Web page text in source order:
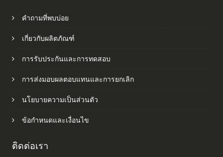
คำถามที่พบบ่อย
เกี่ยวกับผลิตภัณฑ์
การรับประกันและการทดสอบ
การส่งมอบผลตอบแทนและการยกเลิก
นโยบายความเป็นส่วนตัว
ข้อกำหนดและเงื่อนไข
ติดต่อเรา